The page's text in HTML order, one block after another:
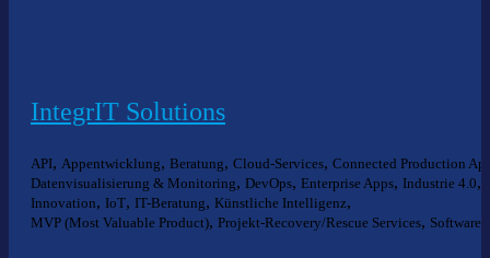
IntegrIT Solutions
API, Appentwicklung, Beratung, Cloud-Services, Connected Production
Datenvisualisierung & Monitoring, DevOps, Enterprise Apps, Industrie 4.0,
Innovation, IoT, IT-Beratung, Künstliche Intelligenz,
MVP (Most Valuable Product), Projekt-Recovery/Rescue Services, Software